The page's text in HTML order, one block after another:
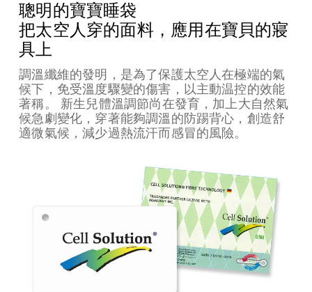
聰明的寶寶睡袋
把太空人穿的面料，應用在寶貝的寢
具上
調溫纖維的發明，是為了保護太空人在極端的氣
候下，免受溫度驟變的傷害，以主動温控的效能
著稱。 新生兒體溫調節尚在發育，加上大自然氣
候急劇變化，穿著能夠調溫的防踢背心，創造舒
適微氣候，減少過熱流汗而感冒的風險。